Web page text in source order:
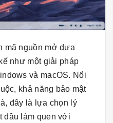
mã nguồn mở dựa
như một giải pháp
và macOS. Nổi
khả năng bảo mật
đây là lựa chọn lý
làm quen với